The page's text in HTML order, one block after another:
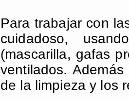
Para trabajar con
cuidadoso,
(mascarilla, gafas
ventilados.
de la limpieza y los